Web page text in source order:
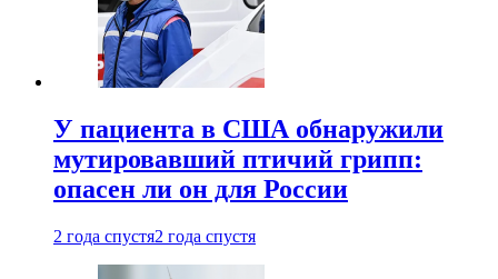
У пациента в США обнаружили
мутировавший птичий грипп:
опасен ли он для России
2 года спустя2 года спустя